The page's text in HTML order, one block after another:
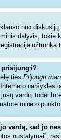
nuo
dalyvis,
prisijungti?
ties Prijungti
naršyklės
vardu, todėl
minėto
vardą, kad jo
nustatymai”,